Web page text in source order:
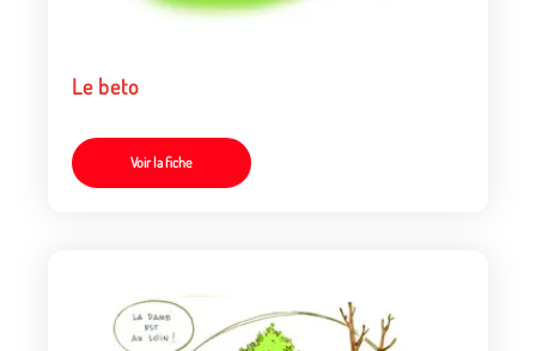
Le beto
Voir la fiche